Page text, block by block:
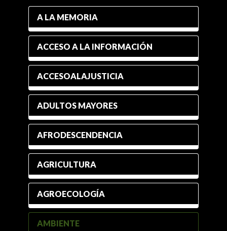
A LA MEMORIA
ACCESO A LA INFORMACIÓN
ACCESOALAJUSTICIA
ADULTOS MAYORES
AFRODESCENDENCIA
AGRICULTURA
AGROECOLOGÍA
AMBIENTE